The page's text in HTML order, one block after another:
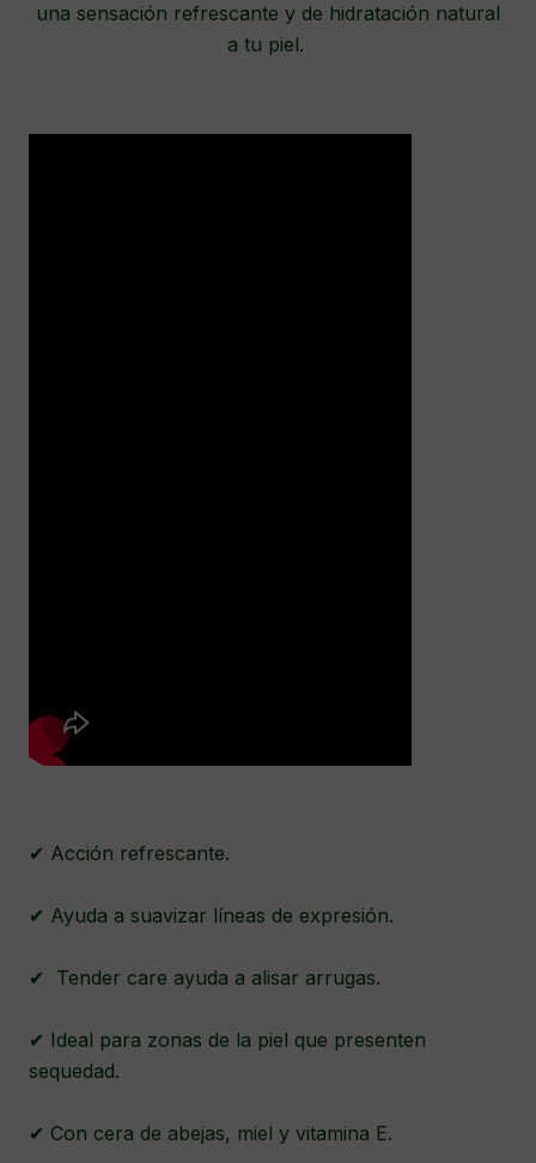
una sensación refrescante y de hidratación natural
a tu piel.
✔ Acción refrescante.
✔ Ayuda a suavizar líneas de expresión.
✔ Tender care ayuda a alisar arrugas.
✔ Ideal para zonas de la piel que presenten
sequedad.
✔ Con cera de abejas, miel y vitamina E.